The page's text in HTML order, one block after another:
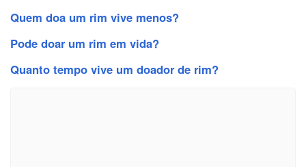
Quem doa um rim vive menos?
Pode doar um rim em vida?
Quanto tempo vive um doador de rim?